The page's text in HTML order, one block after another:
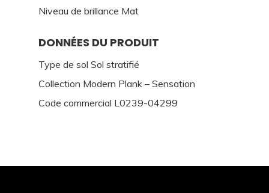
Niveau de brillance Mat
DONNÉES DU PRODUIT
Type de sol Sol stratifié
Collection Modern Plank – Sensation
Code commercial L0239-04299